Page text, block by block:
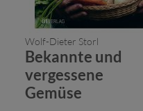
Wolf-Dieter Storl
Bekannte und
vergessene
Gemüse